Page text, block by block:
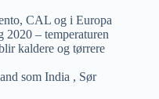
CAL og i Europa
– temperaturen
kaldere og tørrere
som India , Sør